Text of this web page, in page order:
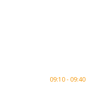
09:10 - 09:40